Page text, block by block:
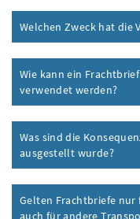
Welchen Zweck hat die
Wie kann ein
verwendet werden?
Was sind die
ausgestellt wurde?
Gelten Frachtbriefe
auch für andere